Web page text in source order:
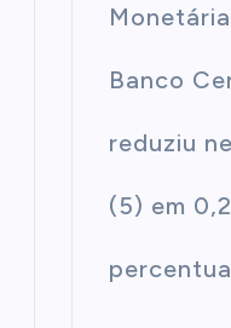
Banco
reduziu
(5) em